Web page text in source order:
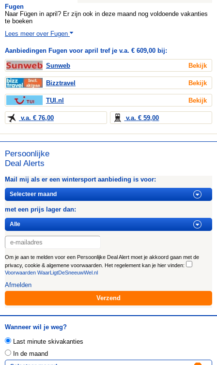
Fugen
Naar Fügen in april? Er zijn ook in deze maand nog voldoende vakanties
te boeken
Lees meer over Fugen
Aanbiedingen Fugen voor april tref je v.a. € 609,00 bij:
Sunweb Bekijk
Bizztravel Bekijk
TUI.nl Bekijk
v.a. € 76,00 v.a. € 59,00
Persoonlijke
Deal Alerts
Mail mij als er een wintersport aanbieding is voor:
met een prijs lager dan:
Om je aan te melden voor een Persoonlijke Deal Alert moet je akkoord gaan met de
privacy, cookie & algemene voorwaarden. Het regelement kan je hier vinden:
Voorwaarden WaarLigtDeSneeuwWel.nl
Afmelden
Wanneer wil je weg?
Last minute skivakanties
In de maand